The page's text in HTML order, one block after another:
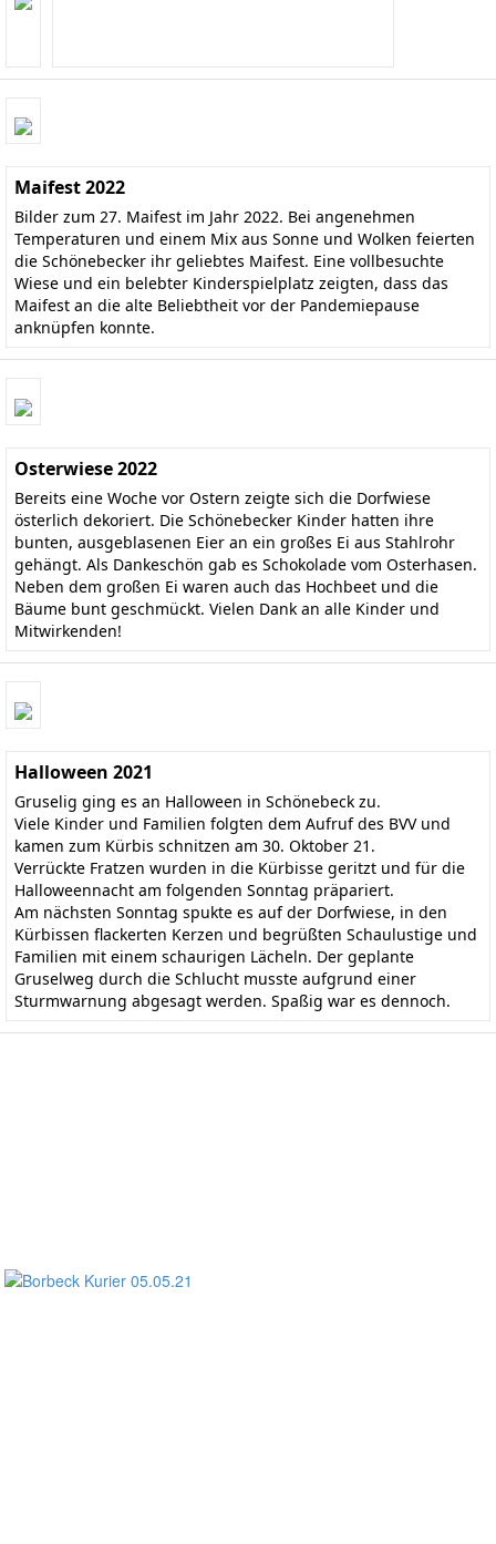
Maifest 2022
Bilder zum 27. Maifest im Jahr 2022. Bei angenehmen
Temperaturen und einem Mix aus Sonne und Wolken feierten
die Schönebecker ihr geliebtes Maifest. Eine vollbesuchte
Wiese und ein belebter Kinderspielplatz zeigten, dass das
Maifest an die alte Beliebtheit vor der Pandemiepause
anknüpfen konnte.
Osterwiese 2022
Bereits eine Woche vor Ostern zeigte sich die Dorfwiese
österlich dekoriert. Die Schönebecker Kinder hatten ihre
bunten, ausgeblasenen Eier an ein großes Ei aus Stahlrohr
gehängt. Als Dankeschön gab es Schokolade vom Osterhasen.
Neben dem großen Ei waren auch das Hochbeet und die
Bäume bunt geschmückt. Vielen Dank an alle Kinder und
Mitwirkenden!
Halloween 2021
Gruselig ging es an Halloween in Schönebeck zu.
Viele Kinder und Familien folgten dem Aufruf des BVV und
kamen zum Kürbis schnitzen am 30. Oktober 21.
Verrückte Fratzen wurden in die Kürbisse geritzt und für die
Halloweennacht am folgenden Sonntag präpariert.
Am nächsten Sonntag spukte es auf der Dorfwiese, in den
Kürbissen flackerten Kerzen und begrüßten Schaulustige und
Familien mit einem schaurigen Lächeln. Der geplante
Gruselweg durch die Schlucht musste aufgrund einer
Sturmwarnung abgesagt werden. Spaßig war es dennoch.